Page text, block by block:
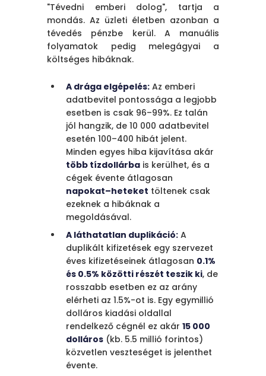
"Tévedni emberi dolog", tartja a
mondás. Az üzleti életben azonban a
tévedés pénzbe kerül. A manuális
folyamatok pedig melegágyai a
költséges hibáknak.
A drága elgépelés: Az emberi
adatbevitel pontossága a legjobb
esetben is csak 96–99%. Ez talán
jól hangzik, de 10 000 adatbevitel
esetén 100–400 hibát jelent.
Minden egyes hiba kijavítása akár
több tízdollárba is kerülhet, és a
cégek évente átlagosan
napokat–heteket töltenek csak
ezeknek a hibáknak a
megoldásával.
A láthatatlan duplikáció: A
duplikált kifizetések egy szervezet
éves kifizetéseinek átlagosan 0.1%
és 0.5% közötti részét teszik ki, de
rosszabb esetben ez az arány
elérheti az 1.5%-ot is. Egy egymillió
dolláros kiadási oldallal
rendelkező cégnél ez akár 15 000
dolláros (kb. 5.5 millió forintos)
közvetlen veszteséget is jelenthet
évente.